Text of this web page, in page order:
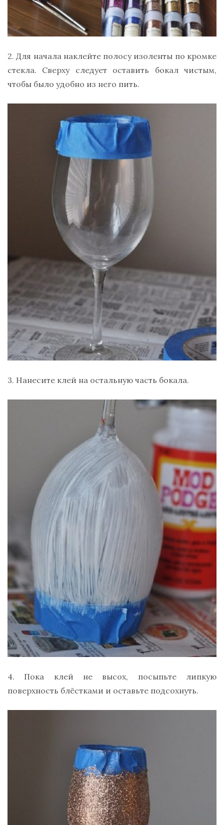
2. Для начала наклейте полосу изоленты по кромке
стекла. Сверху следует оставить бокал чистым,
чтобы было удобно из него пить.
3. Нанесите клей на остальную часть бокала.
4. Пока клей не высох, посыпьте липкую
поверхность блёстками и оставьте подсохнуть.